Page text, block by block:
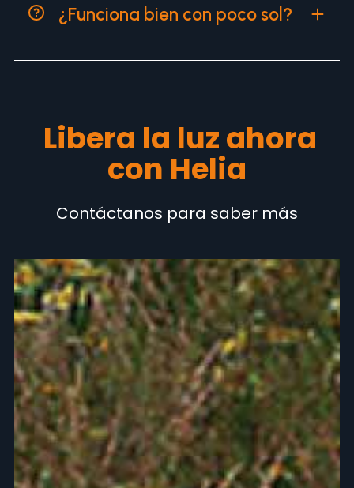
¿Funciona bien con poco sol?
Libera la luz ahora
con Helia
Contáctanos para saber más